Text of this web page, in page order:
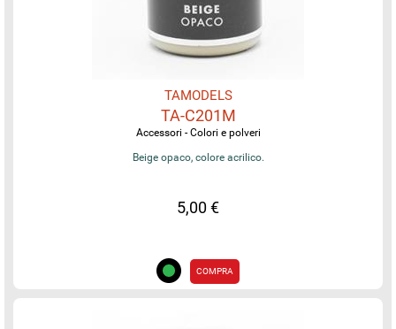
TAMODELS
TA-C201M
Accessori - Colori e polveri
Beige opaco, colore acrilico.
5,00 €
COMPRA